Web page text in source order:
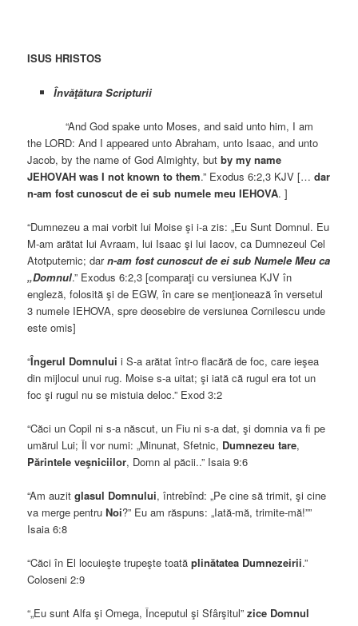
ISUS HRISTOS
Învăţătura Scripturii
“And God spake unto Moses, and said unto him, I am
the LORD: And I appeared unto Abraham, unto Isaac, and unto
Jacob, by the name of God Almighty, butby my name
JEHOVAH was I not known to them.” Exodus 6:2,3 KJV […dar
n-am fost cunoscut de ei sub numele meu IEHOVA. ]
“Dumnezeu a mai vorbit lui Moise şi i-a zis: „Eu Sunt Domnul. Eu
M-am arătat lui Avraam, lui Isaac şi lui Iacov, ca Dumnezeul Cel
Atotputernic; darn-am fost cunoscut de ei sub Numele Meu ca
„Domnul.” Exodus 6:2,3 [comparaţi cu versiunea KJV în
engleză, folosită şi de EGW, în care se menţionează în versetul
3 numele IEHOVA, spre deosebire de versiunea Cornilescu unde
este omis]
“Îngerul Domnului i S-a arătat într-o flacără de foc, care ieşea
din mijlocul unui rug. Moise s-a uitat; şi iată că rugul era tot un
foc şi rugul nu se mistuia deloc.” Exod 3:2
“Căci un Copil ni s-a născut, un Fiu ni s-a dat, şi domnia va fi pe
umărul Lui; Îl vor numi: „Minunat, Sfetnic, Dumnezeu tare,
Părintele veşniciilor, Domn al păcii..” Isaia 9:6
“Am auzitglasul Domnului, întrebînd: „Pe cine să trimit, şi cine
va merge pentruNoi?” Eu am răspuns: „Iată-mă, trimite-mă!””
Isaia 6:8
“Căci în El locuieşte trupeşte toatăplinătatea Dumnezeirii.”
Coloseni 2:9
“„Eu sunt Alfa şi Omega, Începutul şi Sfârşitul”zice Domnul